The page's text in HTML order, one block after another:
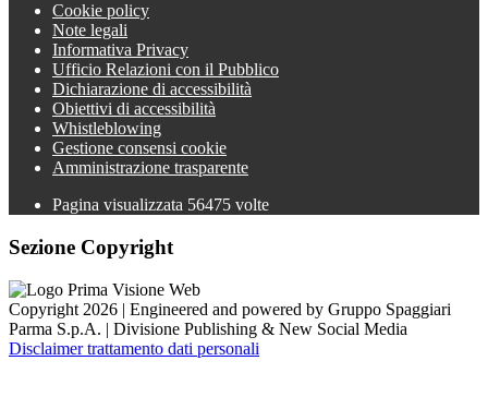
Cookie policy
Note legali
Informativa Privacy
Ufficio Relazioni con il Pubblico
Dichiarazione di accessibilità
Obiettivi di accessibilità
Whistleblowing
Gestione consensi cookie
Amministrazione trasparente
Pagina visualizzata 56475 volte
Sezione Copyright
Copyright 2026 | Engineered and powered by Gruppo Spaggiari
Parma S.p.A. | Divisione Publishing & New Social Media
Disclaimer trattamento dati personali